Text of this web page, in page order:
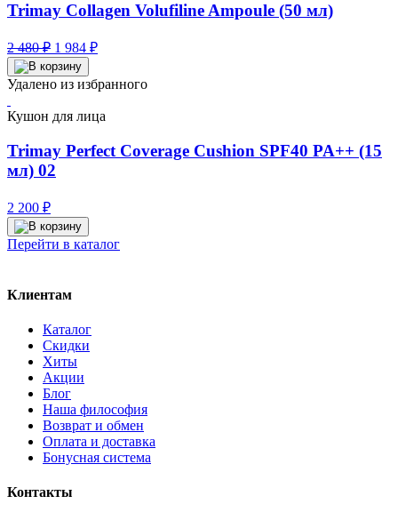
Trimay Collagen Volufiline Ampoule (50 мл)
2 480₽ Первоначальная
цена
составляла
2
480 ₽.
1 984 ₽Текущая
1
984 ₽.
Удалено из избранного
Кушон для лица
Trimay Perfect Coverage Cushion SPF40 PA++ (15
мл) 02
2 200 ₽
Перейти в каталог
Клиентам
Каталог
Скидки
Хиты
Акции
Блог
Наша философия
Возврат и обмен
Оплата и доставка
Бонусная система
Контакты